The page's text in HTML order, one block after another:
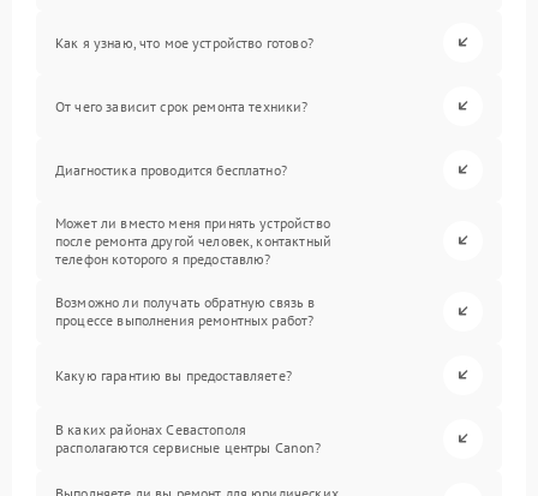
Как я узнаю, что мое устройство готово?
От чего зависит срок ремонта техники?
Диагностика проводится бесплатно?
Может ли вместо меня принять устройство
после ремонта другой человек, контактный
телефон которого я предоставлю?
Возможно ли получать обратную связь в
процессе выполнения ремонтных работ?
Какую гарантию вы предоставляете?
В каких районах Севастополя
располагаются сервисные центры Canon?